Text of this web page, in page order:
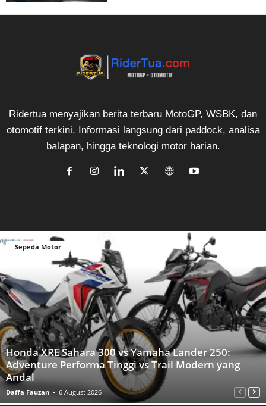
Ridertua menyajikan berita terbaru MotoGP, WSBK, dan
otomotif terkini. Informasi langsung dari paddock, analisa
balapan, hingga teknologi motor harian.
Sepeda Motor
Honda XRE Sahara 300 vs Yamaha Lander 250:
Adventure Performa Tinggi vs Trail Modern yang
Andal
Daffa Fauzan - 6 August 2026